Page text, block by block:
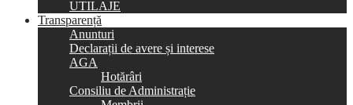
UTILAJE
Transparență
Anunturi
Declarații de avere și interese
AGA
Hotărâri
Consiliu de Administrație